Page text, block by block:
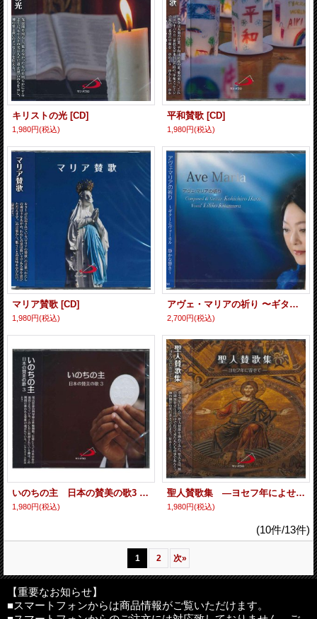
キリストの光 [CD]
1,980円(税込)
平和賛歌 [CD]
1,980円(税込)
マリア賛歌 [CD]
1,980円(税込)
アヴェ・マリアの祈り 〜ギターとヴォーカル 静かな響き〜 [CD]
2,700円(税込)
いのちの主 日本の賛美の歌3 [CD]
1,980円(税込)
聖人賛歌集 ―ヨセフ年によせて― [CD]
1,980円(税込)
(10件/13件)
1 2 次»
【重要なお知らせ】
■スマートフォンからは商品情報がご覧いただけます。